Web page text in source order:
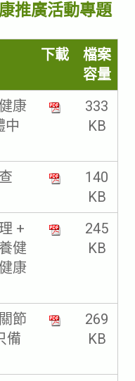
推廣活動專題
下載
檔案
容量
康
中
333
KB
140
KB
+
健
康
245
KB
節
備
269
KB